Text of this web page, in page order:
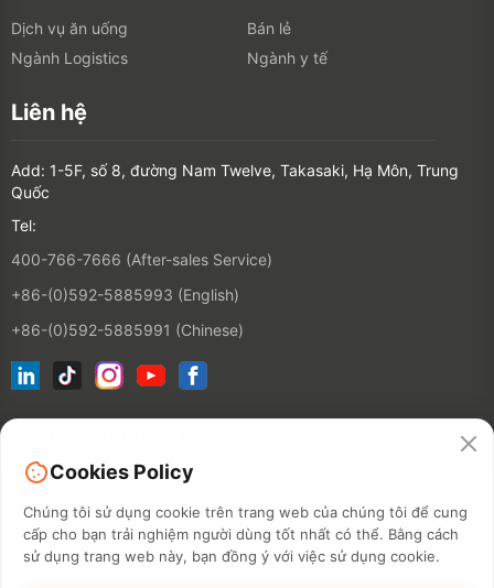
Dịch vụ ăn uống
Bán lẻ
Ngành Logistics
Ngành y tế
Liên hệ
Add: 1-5F, số 8, đường Nam Twelve, Takasaki, Hạ Môn, Trung
Quốc
Tel:
400-766-7666 (After-sales Service)
+86-(0)592-5885993 (English)
+86-(0)592-5885991 (Chinese)
Cookies Policy
Chúng tôi sử dụng cookie trên trang web của chúng tôi để cung
cấp cho bạn trải nghiệm người dùng tốt nhất có thể. Bằng cách
sử dụng trang web này, bạn đồng ý với việc sử dụng cookie.